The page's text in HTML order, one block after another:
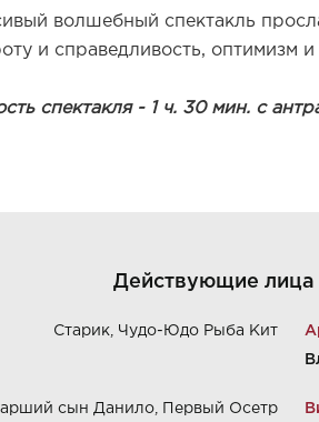
волшебный спектакль
и справедливость, оптимизм
спектакля - 1 ч. 30 мин. с
Действующие лица
Старик, Чудо-Юдо Рыба Кит
сын Данило, Первый Осетр